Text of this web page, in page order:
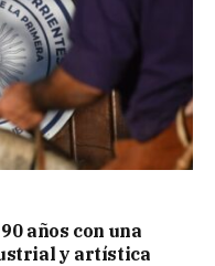
años con una
y artística